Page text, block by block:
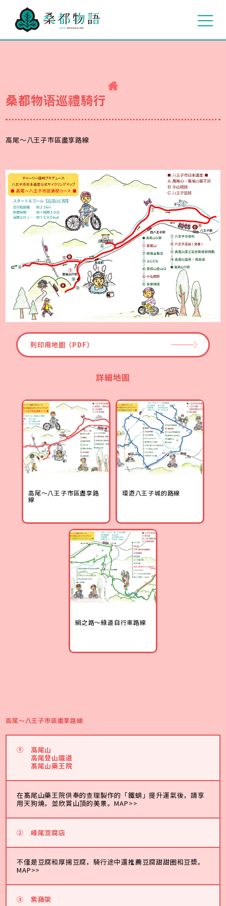
桑都物语巡禮騎行
高尾～八王子市區盡享路線
列印用地圖（PDF）
詳細地圖
高尾～八王子市區盡享路
線
環遊八王子城的路線
絹之路～綠道自行車路線
高尾～八王子市區盡享路線
① 高尾山
高尾登山鐵道
髙尾山藥王院
在髙尾山藥王院供奉的查理製作的「鐵蛸」提升運氣後，請享
用天狗燒，並欣賞山頂的美景。MAP>>
② 峰尾豆腐店
不僅是豆腐和厚揚豆腐，騎行途中還推薦豆腐甜甜圈和豆漿。
MAP>>
③ 紫藤架